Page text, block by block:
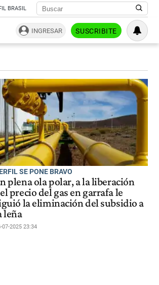
BRASIL
INGRESAR SUSCRIBITE
SE PONE BRAVO
plena ola polar, a la liberación
precio del gas en garrafa le
la eliminación del subsidio a
leña
07-2025 23:34